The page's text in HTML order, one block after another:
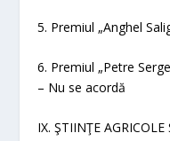
5. Premiul „Anghel
6. Premiul „Petre
– Nu se acordă
IX. ŞTIINŢE AGRICOLE